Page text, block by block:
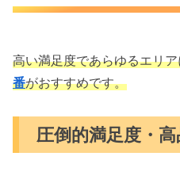
高い満足度であらゆるエリ
番がおすすめです。
圧倒的満足度・